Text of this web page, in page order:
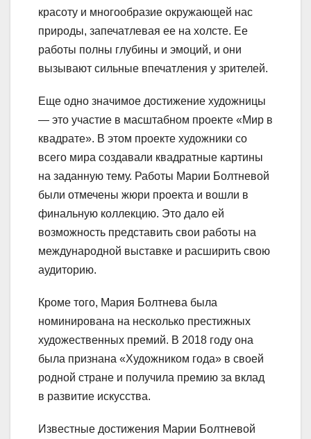
красоту и многообразие окружающей нас
природы, запечатлевая ее на холсте. Ее
работы полны глубины и эмоций, и они
вызывают сильные впечатления у зрителей.
Еще одно значимое достижение художницы
— это участие в масштабном проекте «Мир в
квадрате». В этом проекте художники со
всего мира создавали квадратные картины
на заданную тему. Работы Марии Болтневой
были отмечены жюри проекта и вошли в
финальную коллекцию. Это дало ей
возможность представить свои работы на
международной выставке и расширить свою
аудиторию.
Кроме того, Мария Болтнева была
номинирована на несколько престижных
художественных премий. В 2018 году она
была признана «Художником года» в своей
родной стране и получила премию за вклад
в развитие искусства.
Известные достижения Марии Болтневой